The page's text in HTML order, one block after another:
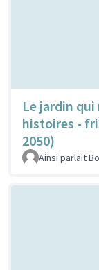
Le jardin qui
histoires -
2050)
Ainsi parlait